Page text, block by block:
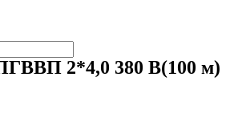
2*4,0 380 В(100 м)